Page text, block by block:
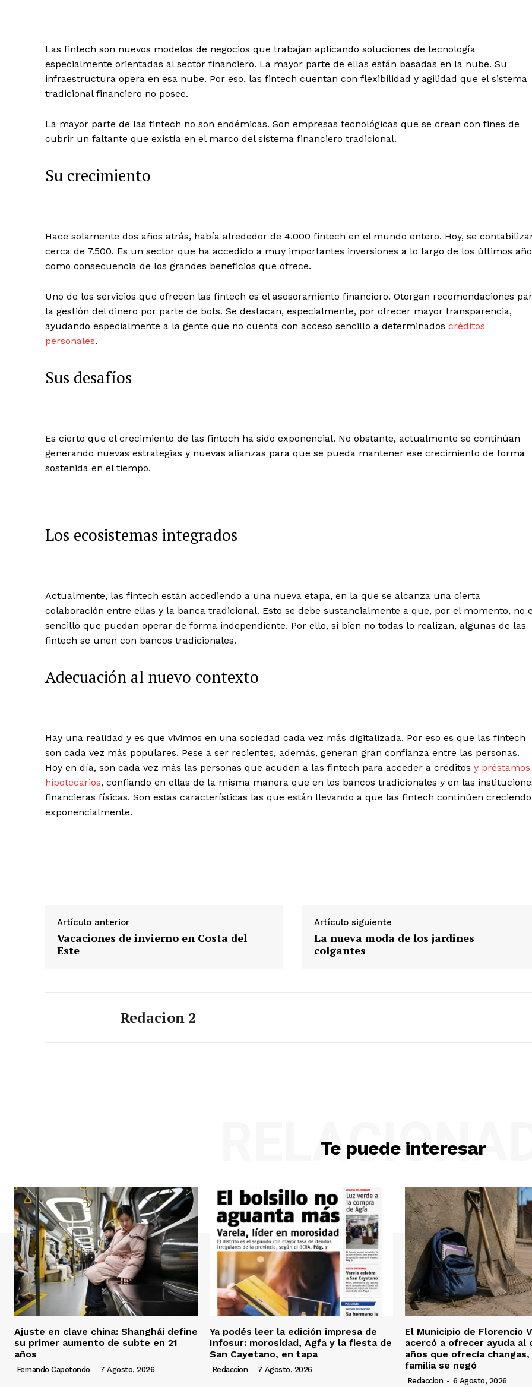
Las fintech son nuevos modelos de negocios que trabajan aplicando soluciones de tecnología
especialmente orientadas al sector financiero. La mayor parte de ellas están basadas en la nube. Su
infraestructura opera en esa nube. Por eso, las fintech cuentan con flexibilidad y agilidad que el sistema
tradicional financiero no posee.
La mayor parte de las fintech no son endémicas. Son empresas tecnológicas que se crean con fines de
cubrir un faltante que existía en el marco del sistema financiero tradicional.
Su crecimiento
Hace solamente dos años atrás, había alrededor de 4.000 fintech en el mundo entero. Hoy, se
cerca de 7.500. Es un sector que ha accedido a muy importantes inversiones a lo largo de los últimos
como consecuencia de los grandes beneficios que ofrece.
Uno de los servicios que ofrecen las fintech es el asesoramiento financiero. Otorgan recomendaciones
la gestión del dinero por parte de bots. Se destacan, especialmente, por ofrecer mayor transparencia,
ayudando especialmente a la gente que no cuenta con acceso sencillo a determinados créditos
personales.
Sus desafíos
Es cierto que el crecimiento de las fintech ha sido exponencial. No obstante, actualmente se continúan
generando nuevas estrategias y nuevas alianzas para que se pueda mantener ese crecimiento de forma
sostenida en el tiempo.
Los ecosistemas integrados
Actualmente, las fintech están accediendo a una nueva etapa, en la que se alcanza una cierta
colaboración entre ellas y la banca tradicional. Esto se debe sustancialmente a que, por el momento, no
sencillo que puedan operar de forma independiente. Por ello, si bien no todas lo realizan, algunas de las
fintech se unen con bancos tradicionales.
Adecuación al nuevo contexto
Hay una realidad y es que vivimos en una sociedad cada vez más digitalizada. Por eso es que las fintech
son cada vez más populares. Pese a ser recientes, además, generan gran confianza entre las personas.
Hoy en día, son cada vez más las personas que acuden a las fintech para acceder a créditos y préstamos
hipotecarios, confiando en ellas de la misma manera que en los bancos tradicionales y en las
financieras físicas. Son estas características las que están llevando a que las fintech continúen creciendo
exponencialmente.
Artículo anterior
Vacaciones de invierno en Costa del
Este
Artículo siguiente
La nueva moda de los jardines
colgantes
Redacion 2
Te puede interesar
Ajuste en clave china: Shanghái define
su primer aumento de subte en 21
años
Fernando Capotondo - 7 Agosto, 2026
Ya podés leer la edición impresa de
Infosur: morosidad, Agfa y la fiesta de
San Cayetano, en tapa
Redaccion - 7 Agosto, 2026
El Municipio de Florencio
acercó a ofrecer ayuda al
años que ofrecía
familia se negó
Redaccion - 6 Agosto, 2026